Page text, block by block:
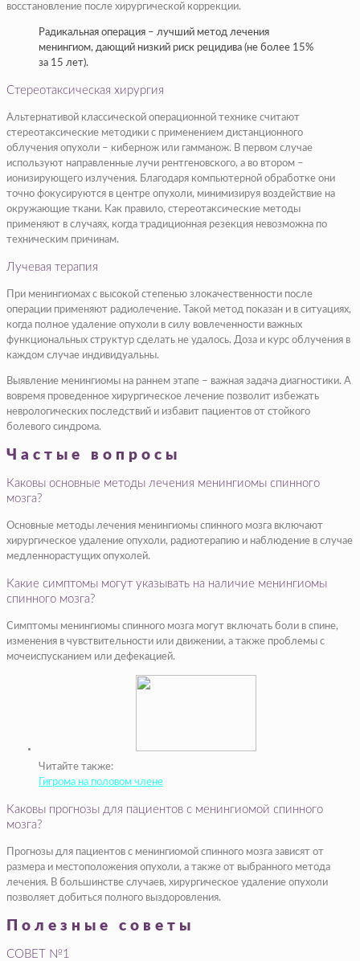
восстановление после хирургической коррекции.
Радикальная операция – лучший метод лечения
менингиом, дающий низкий риск рецидива (не более 15%
за 15 лет).
Стереотаксическая хирургия
Альтернативой классической операционной технике считают
стереотаксические методики с применением дистанционного
облучения опухоли – кибернож или гамманож. В первом случае
используют направленные лучи рентгеновского, а во втором –
ионизирующего излучения. Благодаря компьютерной обработке они
точно фокусируются в центре опухоли, минимизируя воздействие на
окружающие ткани. Как правило, стереотаксические методы
применяют в случаях, когда традиционная резекция невозможна по
техническим причинам.
Лучевая терапия
При менингиомах с высокой степенью злокачественности после
операции применяют радиолечение. Такой метод показан и в ситуациях,
когда полное удаление опухоли в силу вовлеченности важных
функциональных структур сделать не удалось. Доза и курс облучения в
каждом случае индивидуальны.
Выявление менингиомы на раннем этапе – важная задача диагностики. А
вовремя проведенное хирургическое лечение позволит избежать
неврологических последствий и избавит пациентов от стойкого
болевого синдрома.
Частые вопросы
Каковы основные методы лечения менингиомы спинного
мозга?
Основные методы лечения менингиомы спинного мозга включают
хирургическое удаление опухоли, радиотерапию и наблюдение в случае
медленнорастущих опухолей.
Какие симптомы могут указывать на наличие менингиомы
спинного мозга?
Симптомы менингиомы спинного мозга могут включать боли в спине,
изменения в чувствительности или движении, а также проблемы с
мочеиспусканием или дефекацией.
Читайте также:
Гигрома на половом члене
Каковы прогнозы для пациентов с менингиомой спинного
мозга?
Прогнозы для пациентов с менингиомой спинного мозга зависят от
размера и местоположения опухоли, а также от выбранного метода
лечения. В большинстве случаев, хирургическое удаление опухоли
позволяет добиться полного выздоровления.
Полезные советы
СОВЕТ №1